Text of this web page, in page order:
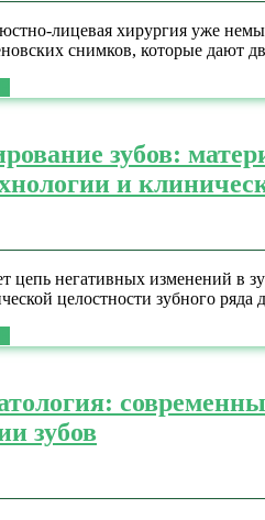
лицевая хирургия уже
снимков, которые дают
зубов:
и
цепь негативных изменений в
целостности зубного ряда
зубов